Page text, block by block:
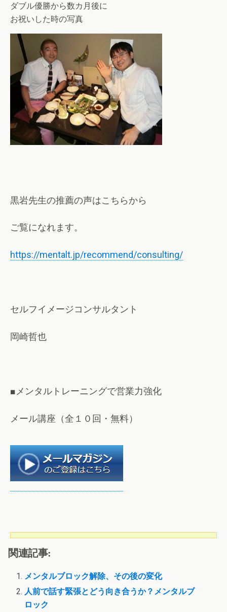
ダブル優勝から数カ月後に
お祝いした時の写真
黒岩先生の推薦の声はこちらから
ご覧になれます。
https://mentalt.jp/recommend/consulting/
セルフイメージコンサルタント
岡崎哲也
■メンタルトレーニングで営業力強化
メール講座（全１０回・無料）
関連記事:
メンタルブロック解除、その後の変化
人前で話す緊張とどう向き合うか？メンタルブ
ロック